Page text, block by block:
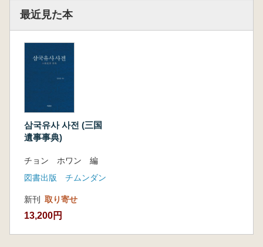
最近見た本
삼국유사 사전 (三国
遺事事典)
チョン ホワン 編
図書出版 チムンダン
新刊 取り寄せ
13,200円